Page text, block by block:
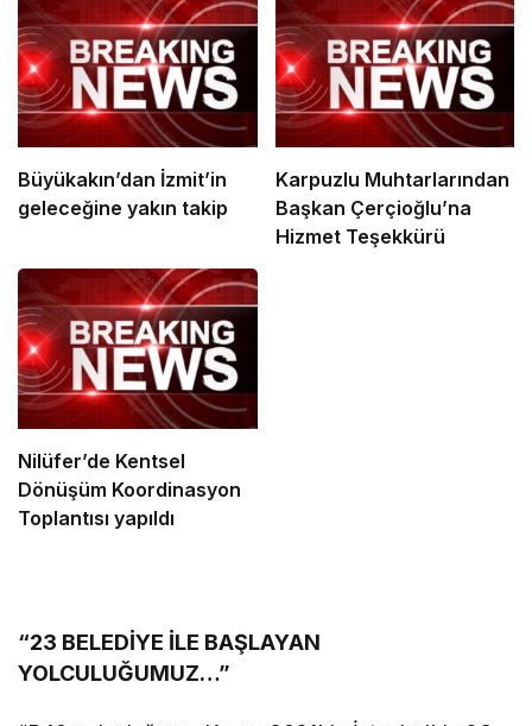
Büyükakın’dan İzmit’in
geleceğine yakın takip
Karpuzlu Muhtarlarından
Başkan Çerçioğlu’na
Hizmet Teşekkürü
Nilüfer’de Kentsel
Dönüşüm Koordinasyon
Toplantısı yapıldı
“23 BELEDİYE İLE BAŞLAYAN
YOLCULUĞUMUZ…”